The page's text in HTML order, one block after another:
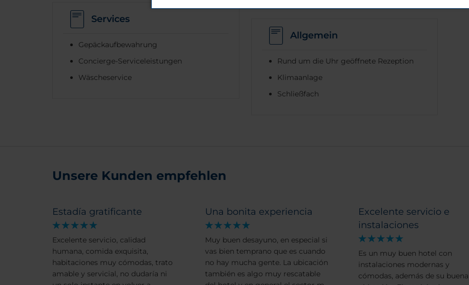
Services
Gepäckaufbewahrung
Concierge-Serviceleistungen
Wäscheservice
Allgemein
Rund um die Uhr geöffnete Rezeption
Klimaanlage
Schließfach
Unsere Kunden empfehlen
Estadía gratificante
Excelente servicio, calidad
humana, comida exquisita,
habitaciones muy cómodas, trato
amable y servicial, no dudaría ni
Una bonita experiencia
Muy buen desayuno, en especial si
vas bien temprano que es cuando
no hay mucha gente. La ubicación
también es algo muy rescatable
Excelente servicio e
instalaciones
Es un muy buen hotel con
instalaciones modernas y
cómodas, además de su buena